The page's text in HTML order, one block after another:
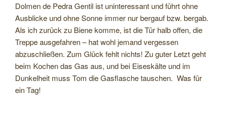
Dolmen de Pedra Gentil ist uninteressant und führt ohne
Ausblicke und ohne Sonne immer nur bergauf bzw. bergab.
Als ich zurück zu Biene komme, ist die Tür halb offen, die
Treppe ausgefahren – hat wohl jemand vergessen
abzuschließen. Zum Glück fehlt nichts! Zu guter Letzt geht
beim Kochen das Gas aus, und bei Eiseskälte und im
Dunkelheit muss Tom die Gasflasche tauschen. Was für
ein Tag!